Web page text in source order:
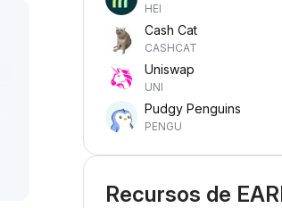
HEI
Cash Cat
CASHCAT
Uniswap
UNI
Pudgy Penguins
PENGU
Recursos de